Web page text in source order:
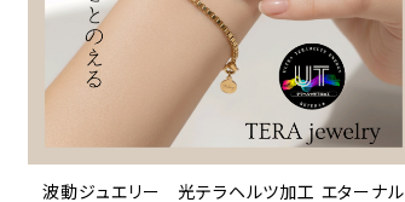
波動ジュエリー 光テラヘルツ加工 エターナル